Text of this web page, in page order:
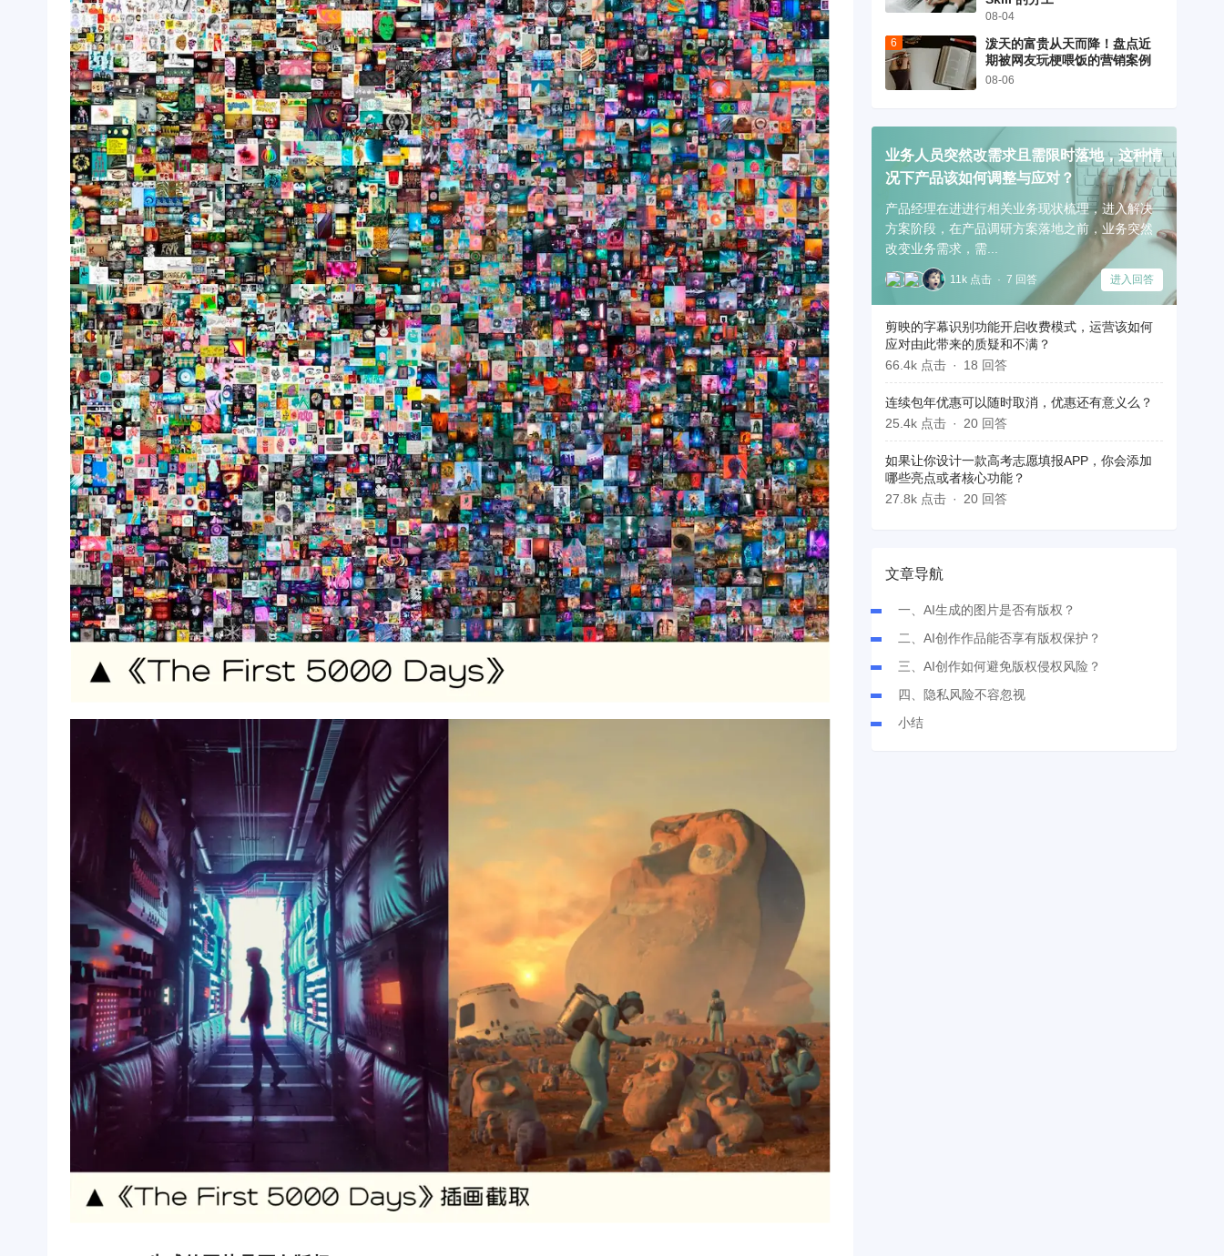
08-04
泼天的富贵从天而降！盘点近
期被网友玩梗喂饭的营销案例
08-06
业务人员突然改需求且需限时落地，这种情
况下产品该如何调整与应对？
产品经理在进进行相关业务现状梳理，进入解决
方案阶段，在产品调研方案落地之前，业务突然
改变业务需求，需...
11k 点击 7 回答 进入回答
剪映的字幕识别功能开启收费模式，运营该如何
应对由此带来的质疑和不满？
66.4k 点击
18 回答
连续包年优惠可以随时取消，优惠还有意义么？
25.4k 点击
20 回答
如果让你设计一款高考志愿填报APP，你会添加
哪些亮点或者核心功能？
27.8k 点击
20 回答
文章导航
一、AI生成的图片是否有版权？
二、AI创作作品能否享有版权保护？
三、AI创作如何避免版权侵权风险？
四、隐私风险不容忽视
小结